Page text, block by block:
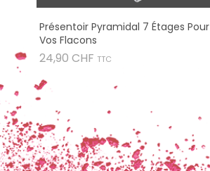
Présentoir Pyramidal 7 Étages Pour
Vos Flacons
24,90 CHF Prix
TTC